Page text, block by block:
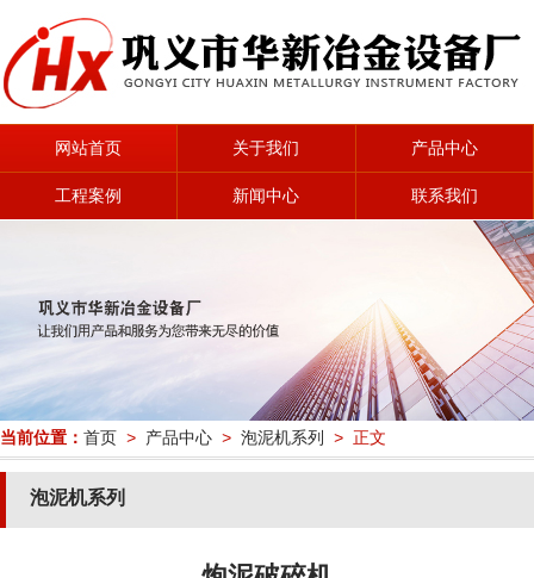
网站首页 关于我们 产品中心
工程案例 新闻中心 联系我们
当前位置： 首页 > 产品中心 > 泡泥机系列 > 正文
泡泥机系列